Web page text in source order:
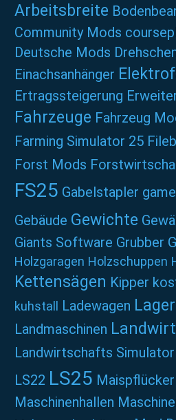
Arbeitsbreite
Community Mods
Deutsche Mods
Einachsanhänger
Ertragssteigerung
Fahrzeuge Fahrzeug
Farming Simulator 25
Forst Mods
FS25 Gabelstapler
Gebäude Gewichte
Giants Software Grubber
Holzgaragen Holzschuppen
Kettensägen Kipper
kuhstall Ladewagen Lager
Landmaschinen
Landwirtschafts
LS22 LS25 Maispflücker
Maschinenhallen